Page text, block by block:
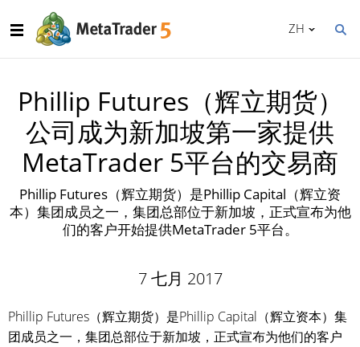
ZH
Phillip Futures（辉立期货）
公司成为新加坡第一家提供
MetaTrader 5平台的交易商
Phillip Futures（辉立期货）是Phillip Capital（辉立资
本）集团成员之一，集团总部位于新加坡，正式宣布为他
们的客户开始提供MetaTrader 5平台。
7 七月 2017
Phillip Futures（辉立期货）是Phillip Capital（辉立资本）集
团成员之一，集团总部位于新加坡，正式宣布为他们的客户